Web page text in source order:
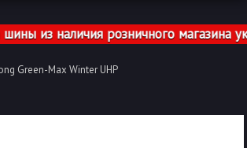
наличия розничного магазина
Green-Max Winter UHP